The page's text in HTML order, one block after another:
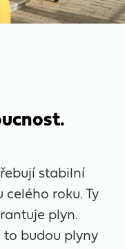
stabilní
roku. Ty
plyn.
to budou plyny